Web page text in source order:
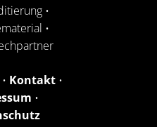
•
•
• Kontakt •
•